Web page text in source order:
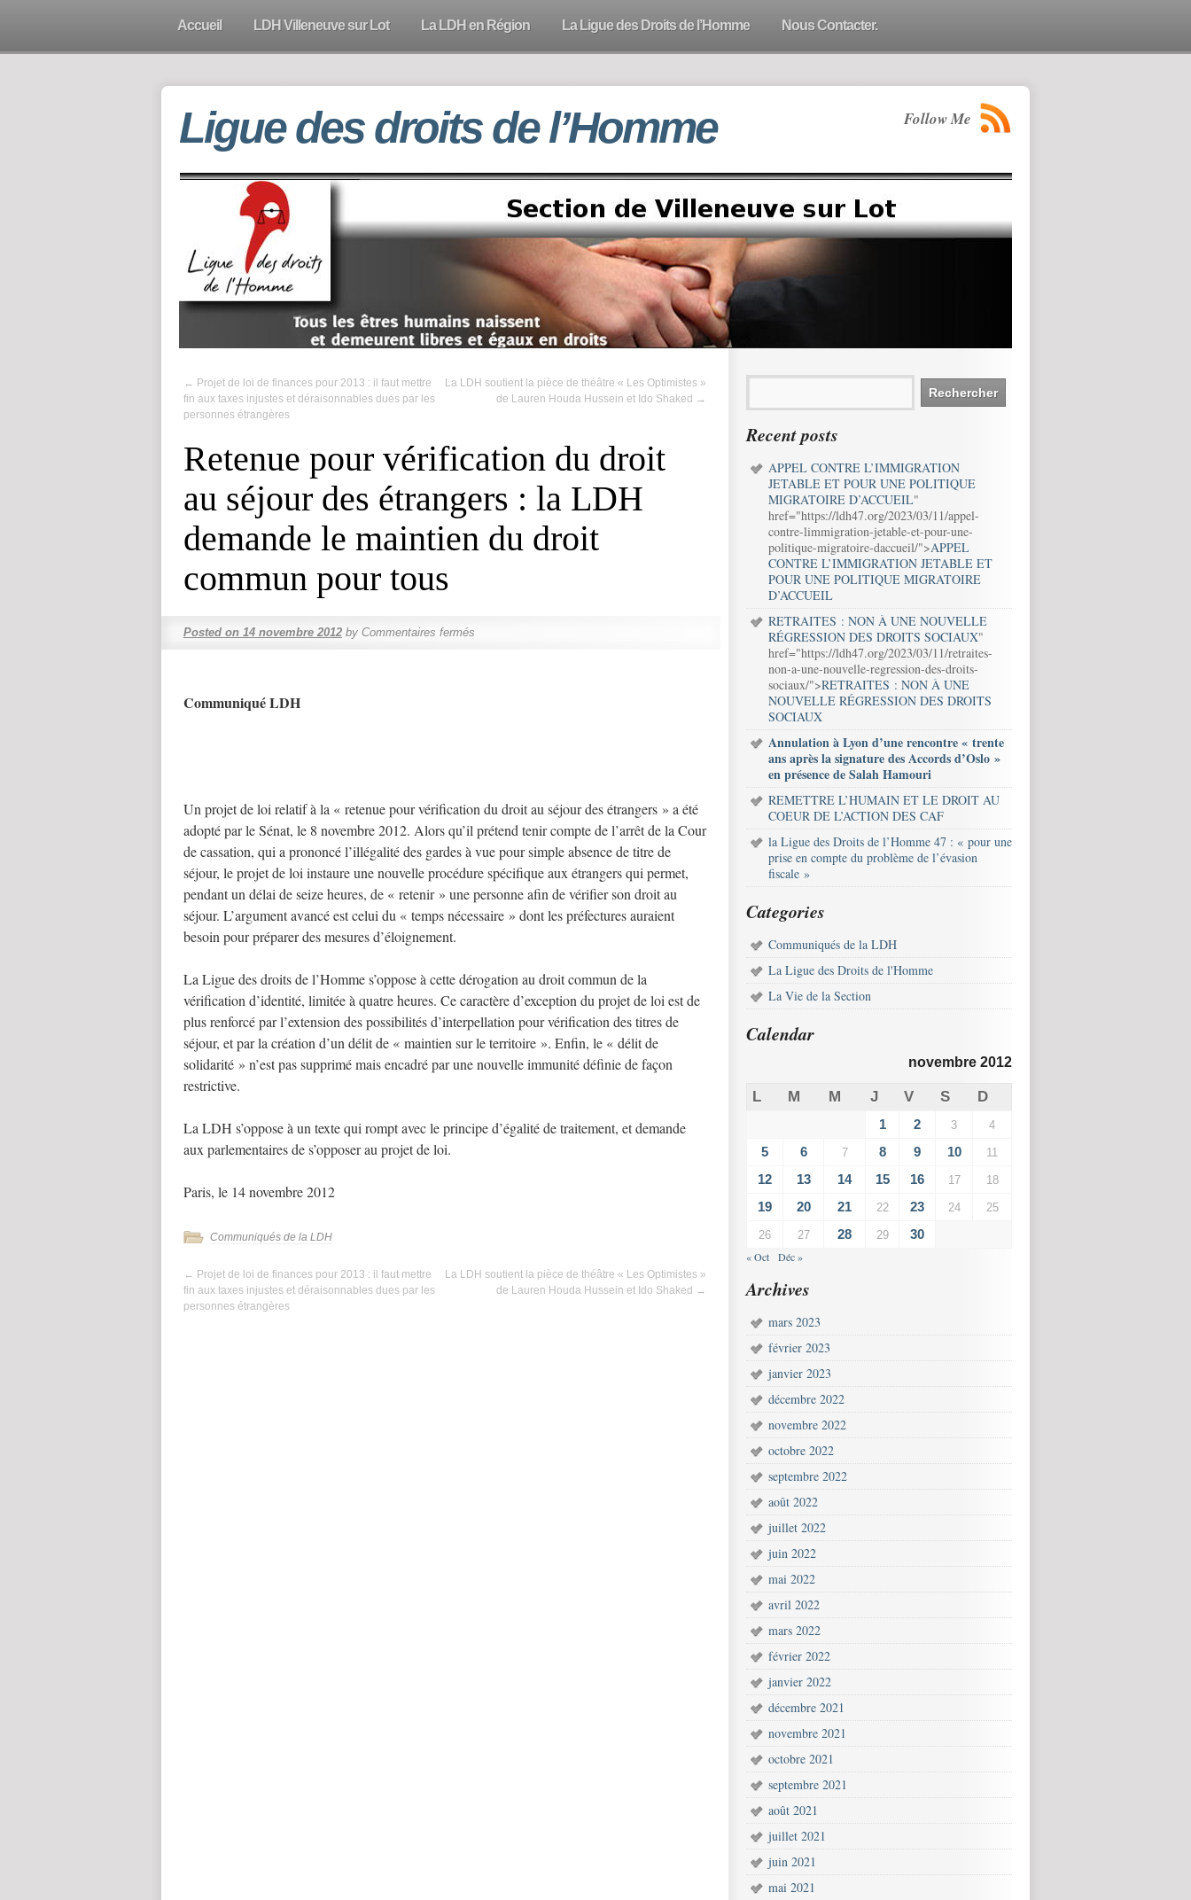
Accueil LDH Villeneuve sur Lot La LDH en Région La Ligue des Droits de l’Homme Nous Contacter.
Ligue des droits de l’Homme Follow Me
← Projet de loi de finances pour 2013 : il faut mettre
fin aux taxes injustes et déraisonnables dues par les
personnes étrangères
La LDH soutient la pièce de théâtre « Les Optimistes »
de Lauren Houda Hussein et Ido Shaked →
Retenue pour vérification du droit
au séjour des étrangers : la LDH
demande le maintien du droit
commun pour tous
Posted on 14 novembre 2012 by Commentaires fermés
Communiqué LDH
Un projet de loi relatif à la « retenue pour vérification du droit au séjour des étrangers » a été
adopté par le Sénat, le 8 novembre 2012. Alors qu’il prétend tenir compte de l’arrêt de la Cour
de cassation, qui a prononcé l’illégalité des gardes à vue pour simple absence de titre de
séjour, le projet de loi instaure une nouvelle procédure spécifique aux étrangers qui permet,
pendant un délai de seize heures, de « retenir » une personne afin de vérifier son droit au
séjour. L’argument avancé est celui du « temps nécessaire » dont les préfectures auraient
besoin pour préparer des mesures d’éloignement.
La Ligue des droits de l’Homme s’oppose à cette dérogation au droit commun de la
vérification d’identité, limitée à quatre heures. Ce caractère d’exception du projet de loi est de
plus renforcé par l’extension des possibilités d’interpellation pour vérification des titres de
séjour, et par la création d’un délit de « maintien sur le territoire ». Enfin, le « délit de
solidarité » n’est pas supprimé mais encadré par une nouvelle immunité définie de façon
restrictive.
La LDH s’oppose à un texte qui rompt avec le principe d’égalité de traitement, et demande
aux parlementaires de s’opposer au projet de loi.
Paris, le 14 novembre 2012
Communiqués de la LDH
← Projet de loi de finances pour 2013 : il faut mettre
fin aux taxes injustes et déraisonnables dues par les
personnes étrangères
La LDH soutient la pièce de théâtre « Les Optimistes »
de Lauren Houda Hussein et Ido Shaked →
Recent posts
APPEL CONTRE L’IMMIGRATION
JETABLE ET POUR UNE POLITIQUE
MIGRATOIRE D’ACCUEIL"
href="https://ldh47.org/2023/03/11/appel-
contre-limmigration-jetable-et-pour-une-
politique-migratoire-daccueil/">APPEL
CONTRE L’IMMIGRATION JETABLE ET
POUR UNE POLITIQUE MIGRATOIRE
D’ACCUEIL
RETRAITES : NON À UNE NOUVELLE
RÉGRESSION DES DROITS SOCIAUX"
href="https://ldh47.org/2023/03/11/retraites-
non-a-une-nouvelle-regression-des-droits-
sociaux/">RETRAITES : NON À UNE
NOUVELLE RÉGRESSION DES DROITS
SOCIAUX
Annulation à Lyon d’une rencontre « trente
ans après la signature des Accords d’Oslo »
en présence de Salah Hamouri
REMETTRE L’HUMAIN ET LE DROIT AU
COEUR DE L’ACTION DES CAF
la Ligue des Droits de l’Homme 47 : « pour une
prise en compte du problème de l’évasion
fiscale »
Categories
Communiqués de la LDH
La Ligue des Droits de l'Homme
La Vie de la Section
Calendar
novembre 2012
L M M J V S D
1 2 3 4
5 6 7 8 9 10 11
12 13 14 15 16 17 18
19 20 21 22 23 24 25
26 27 28 29 30
« Oct Déc »
Archives
mars 2023
février 2023
janvier 2023
décembre 2022
novembre 2022
octobre 2022
septembre 2022
août 2022
juillet 2022
juin 2022
mai 2022
avril 2022
mars 2022
février 2022
janvier 2022
décembre 2021
novembre 2021
octobre 2021
septembre 2021
août 2021
juillet 2021
juin 2021
mai 2021